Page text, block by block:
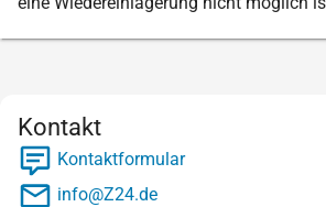
Kontakt
Kontaktformular
info@Z24.de